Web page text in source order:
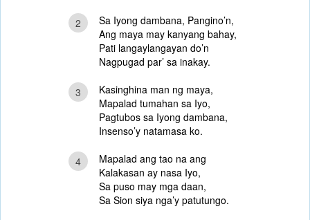
2
Sa Iyong dambana, Pangino’n,
Ang maya may kanyang bahay,
Pati langaylangayan do’n
Nagpugad par’ sa inakay.
3
Kasinghina man ng maya,
Mapalad tumahan sa Iyo,
Pagtubos sa Iyong dambana,
Insenso’y natamasa ko.
4
Mapalad ang tao na ang
Kalakasan ay nasa Iyo,
Sa puso may mga daan,
Sa Sion siya nga’y patutungo.